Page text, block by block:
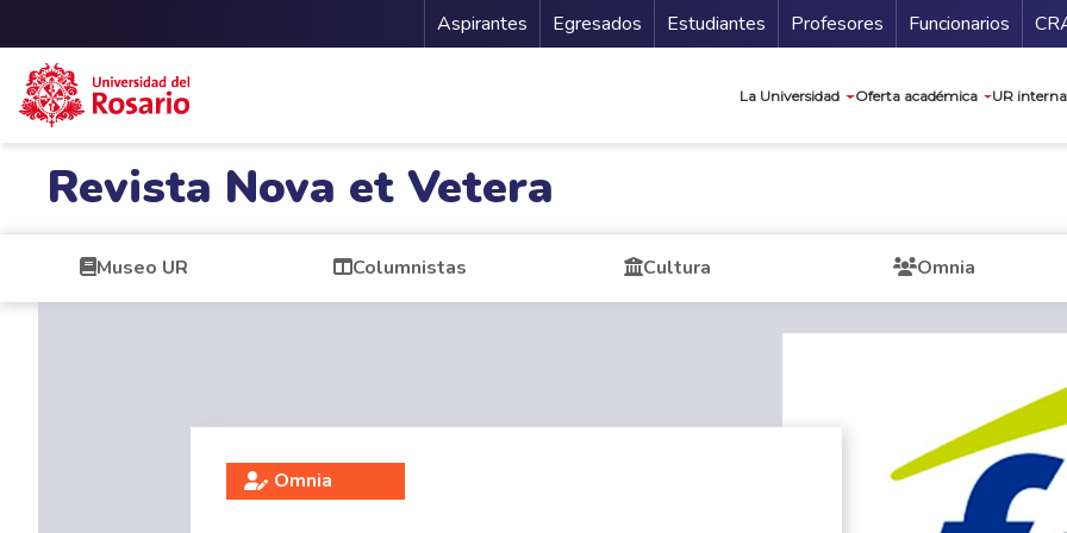
Menu Secundario
Aspirantes Egresados Estudiantes Profesores Funcionarios
La Universidad Oferta académica UR
Revista Nova et Vetera
Museo UR Columnistas Cultura Omnia
Omnia